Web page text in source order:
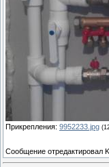
Прикрепления: 9952233.jpg
Сообщение отредактировал